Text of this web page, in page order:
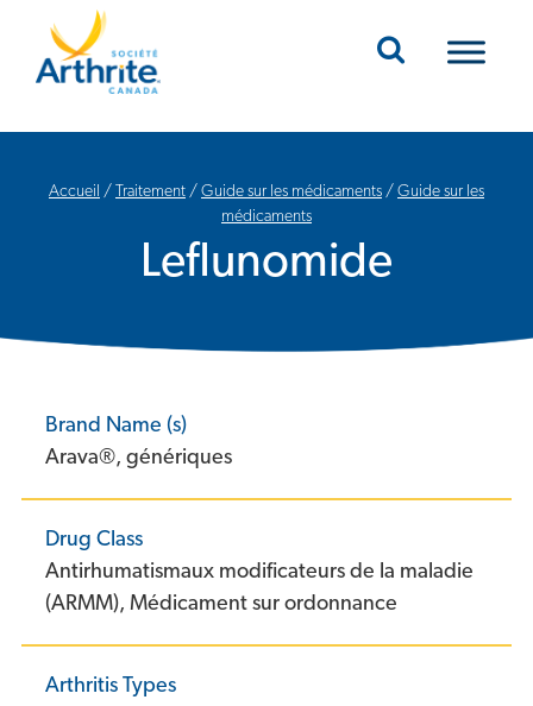
Mobile Navigation
Accueil / Traitement / Guide sur les médicaments / Guide sur les
médicaments
Leflunomide
Brand Name (s)
Arava®, génériques
Drug Class
Antirhumatismaux modificateurs de la maladie
(ARMM), Médicament sur ordonnance
Arthritis Types